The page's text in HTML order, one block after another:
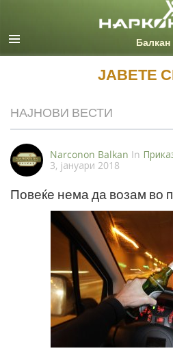
ЈАВЕТЕ
НАЈНОВИ ВЕСТИ
Narconon Balkan In
3, јануари 2018
Повеќе нема да возам во